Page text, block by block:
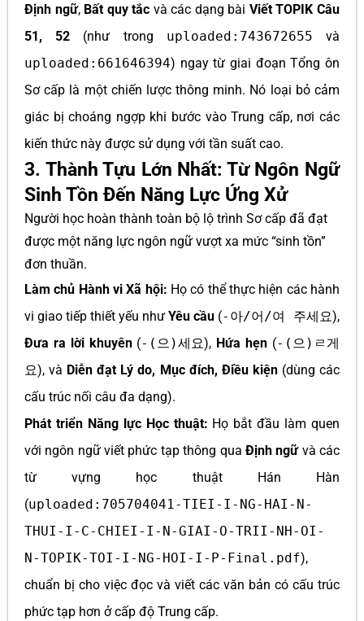
Định ngữ, Bất quy tắc và các dạng bài Viết TOPIK Câu
51, 52 (như trong uploaded:743672655 và
uploaded:661646394) ngay từ giai đoạn Tổng ôn
Sơ cấp là một chiến lược thông minh. Nó loại bỏ cảm
giác bị choáng ngợp khi bước vào Trung cấp, nơi các
kiến thức này được sử dụng với tần suất cao.
3. Thành Tựu Lớn Nhất: Từ Ngôn Ngữ
Sinh Tồn Đến Năng Lực Ứng Xử
Người học hoàn thành toàn bộ lộ trình Sơ cấp đã đạt
được một năng lực ngôn ngữ vượt xa mức “sinh tồn”
đơn thuần.
Làm chủ Hành vi Xã hội: Họ có thể thực hiện các hành
vi giao tiếp thiết yếu như Yêu cầu (-아/어/여 주세요),
Đưa ra lời khuyên(-(으)세요), Hứa hẹn (-(으)ㄹ게
요), và Diễn đạt Lý do, Mục đích, Điều kiện(dùng các
cấu trúc nối câu đa dạng).
Phát triển Năng lực Học thuật: Họ bắt đầu làm quen
với ngôn ngữ viết phức tạp thông qua Định ngữvà các
từ vựng học thuật Hán Hàn
(uploaded:705704041-TIEI-I-NG-HAI-N-
THUI-I-C-CHIEI-I-N-GIAI-O-TRII-NH-OI-
N-TOPIK-TOI-I-NG-HOI-I-P-Final.pdf),
chuẩn bị cho việc đọc và viết các văn bản có cấu trúc
phức tạp hơn ở cấp độ Trung cấp.